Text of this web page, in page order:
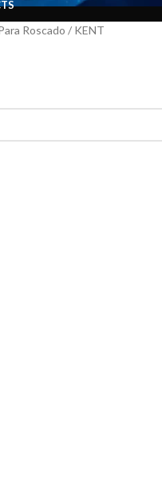
Roscado KENT